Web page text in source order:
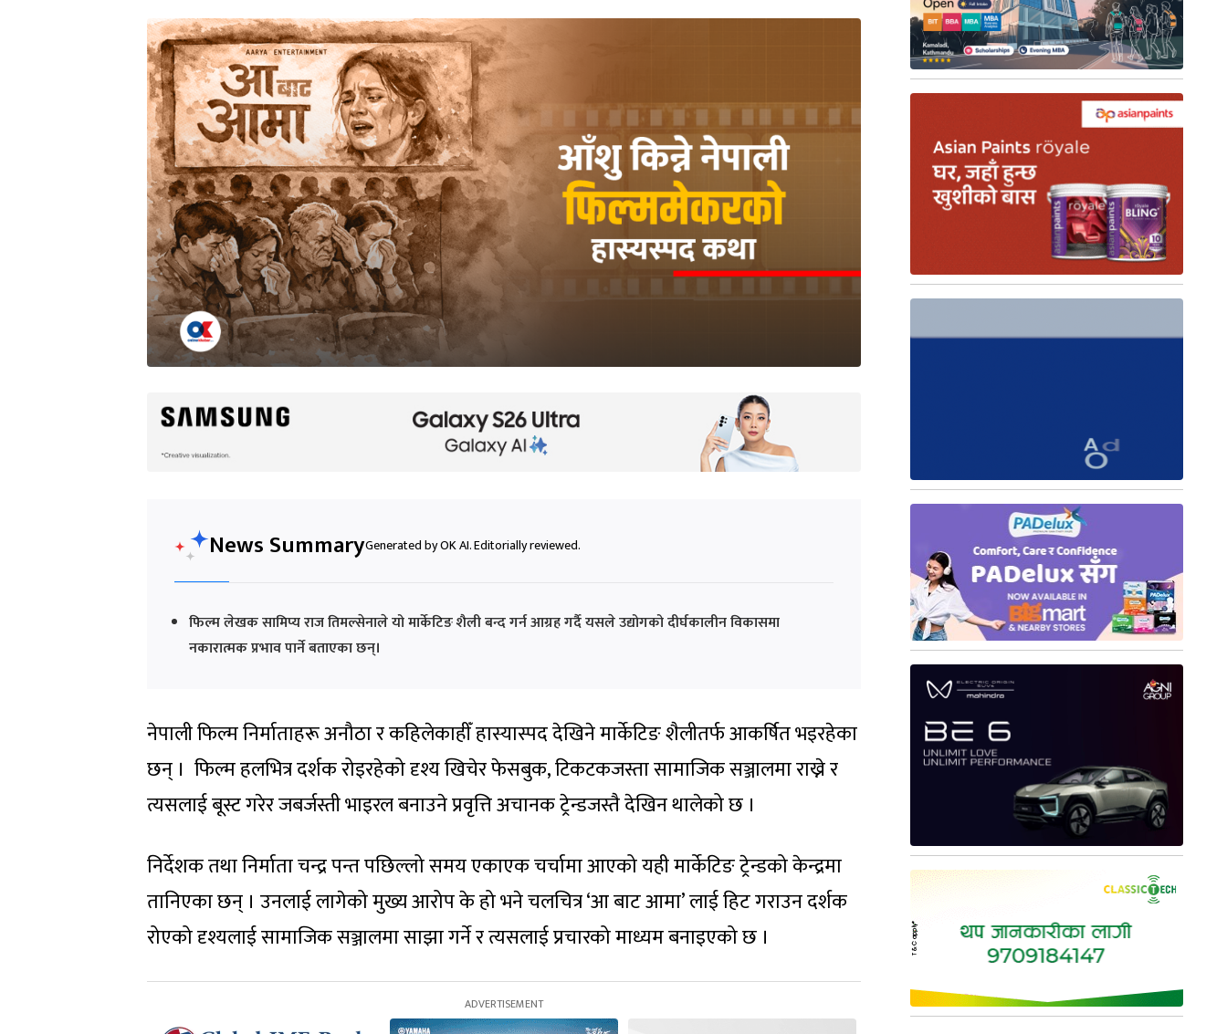
News SummaryGenerated by OK AI. Editorially reviewed.
फिल्म लेखक सामिप्य राज तिमल्सेनाले यो मार्केटिङ शैली बन्द गर्न आग्रह गर्दै यसले उद्योगको दीर्घकालीन विकासमा
नकारात्मक प्रभाव पार्ने बताएका छन्।
नेपाली फिल्म निर्माताहरू अनौठा र कहिलेकाहीँ हास्यास्पद देखिने मार्केटिङ शैलीतर्फ आकर्षित भइरहेका
छन् । फिल्म हलभित्र दर्शक रोइरहेको दृश्य खिचेर फेसबुक, टिकटकजस्ता सामाजिक सञ्जालमा राख्ने र
त्यसलाई बूस्ट गरेर जबर्जस्ती भाइरल बनाउने प्रवृत्ति अचानक ट्रेन्डजस्तै देखिन थालेको छ ।
निर्देशक तथा निर्माता चन्द्र पन्त पछिल्लो समय एकाएक चर्चामा आएको यही मार्केटिङ ट्रेन्डको केन्द्रमा
तानिएका छन् । उनलाई लागेको मुख्य आरोप के हो भने चलचित्र ‘आ बाट आमा’ लाई हिट गराउन दर्शक
रोएको दृश्यलाई सामाजिक सञ्जालमा साझा गर्ने र त्यसलाई प्रचारको माध्यम बनाइएको छ ।